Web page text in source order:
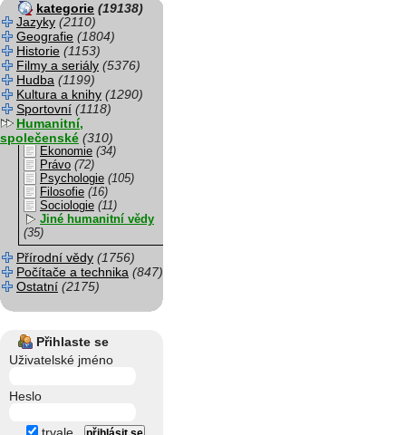
kategorie (19138)
Jazyky (2110)
Geografie (1804)
Historie (1153)
Filmy a seriály (5376)
Hudba (1199)
Kultura a knihy (1290)
Sportovní (1118)
Humanitní,
společenské (310)
Ekonomie (34)
Právo (72)
Psychologie (105)
Filosofie (16)
Sociologie (11)
Jiné humanitní vědy
(35)
Přírodní vědy (1756)
Počítače a technika (847)
Ostatní (2175)
Přihlaste se
Uživatelské jméno
Heslo